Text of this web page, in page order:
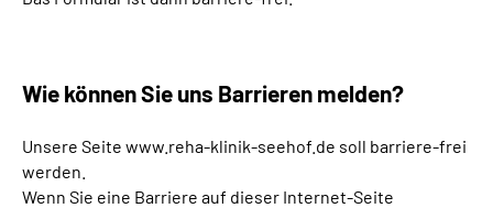
Wie können Sie uns Barrieren melden?
Unsere Seite www.reha-klinik-seehof.de soll barriere-frei
werden.
Wenn Sie eine Barriere auf dieser Internet-Seite